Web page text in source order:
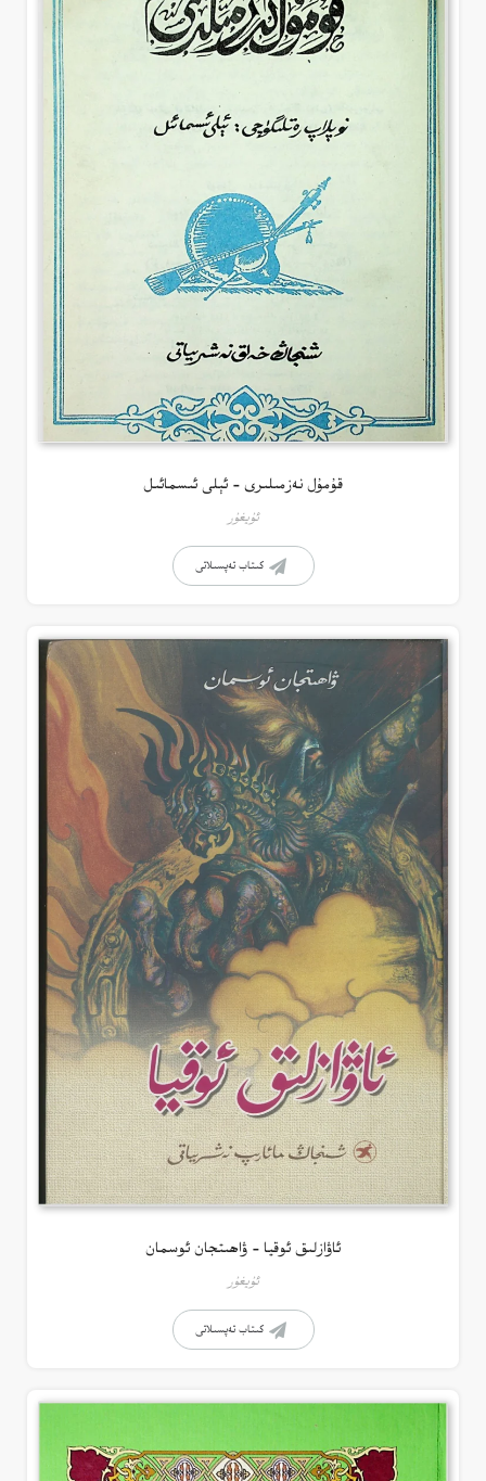
قۇمۇل نەزمىلىرى – ئېلى ئىسمائىل
ئۇيغۇر
كىتاب تەپسىلاتى
ئاۋازلىق ئوقيا – ۋاھىتجان ئوسمان
ئۇيغۇر
كىتاب تەپسىلاتى